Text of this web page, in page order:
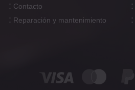
: Contacto
: Reparación y mantenimiento
:
: